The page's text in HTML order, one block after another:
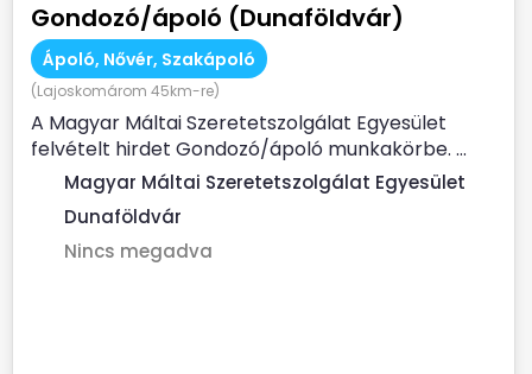
Gondozó/ápoló (Dunaföldvár)
Ápoló, Nővér, Szakápoló
(Lajoskomárom 45km-re)
A Magyar Máltai Szeretetszolgálat Egyesület
felvételt hirdet Gondozó/ápoló munkakörbe. ...
Magyar Máltai Szeretetszolgálat Egyesület
Dunaföldvár
Nincs megadva